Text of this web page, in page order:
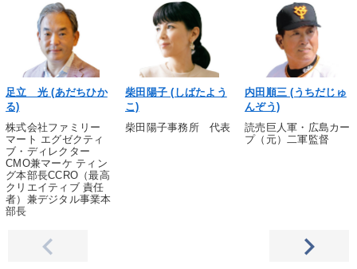
足立 光 (あだちひか
る)
株式会社ファミリー
マート エグゼクティ
ブ・ディレクター
CMO兼マーケ ティン
グ本部長CCRO（最高
クリエイティブ 責任
者）兼デジタル事業本
部長
柴田陽子 (しばたよう
こ)
柴田陽子事務所 代表
内田順三 (うちだじゅ
んぞう)
読売巨人軍・広島カー
プ（元）二軍監督